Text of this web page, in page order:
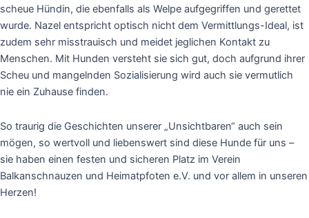
scheue Hündin, die ebenfalls als Welpe aufgegriffen und gerettet
wurde. Nazel entspricht optisch nicht dem Vermittlungs-Ideal, ist
zudem sehr misstrauisch und meidet jeglichen Kontakt zu
Menschen. Mit Hunden versteht sie sich gut, doch aufgrund ihrer
Scheu und mangelnden Sozialisierung wird auch sie vermutlich
nie ein Zuhause finden.
So traurig die Geschichten unserer „Unsichtbaren“ auch sein
mögen, so wertvoll und liebenswert sind diese Hunde für uns –
sie haben einen festen und sicheren Platz im Verein
Balkanschnauzen und Heimatpfoten e.V. und vor allem in unseren
Herzen!